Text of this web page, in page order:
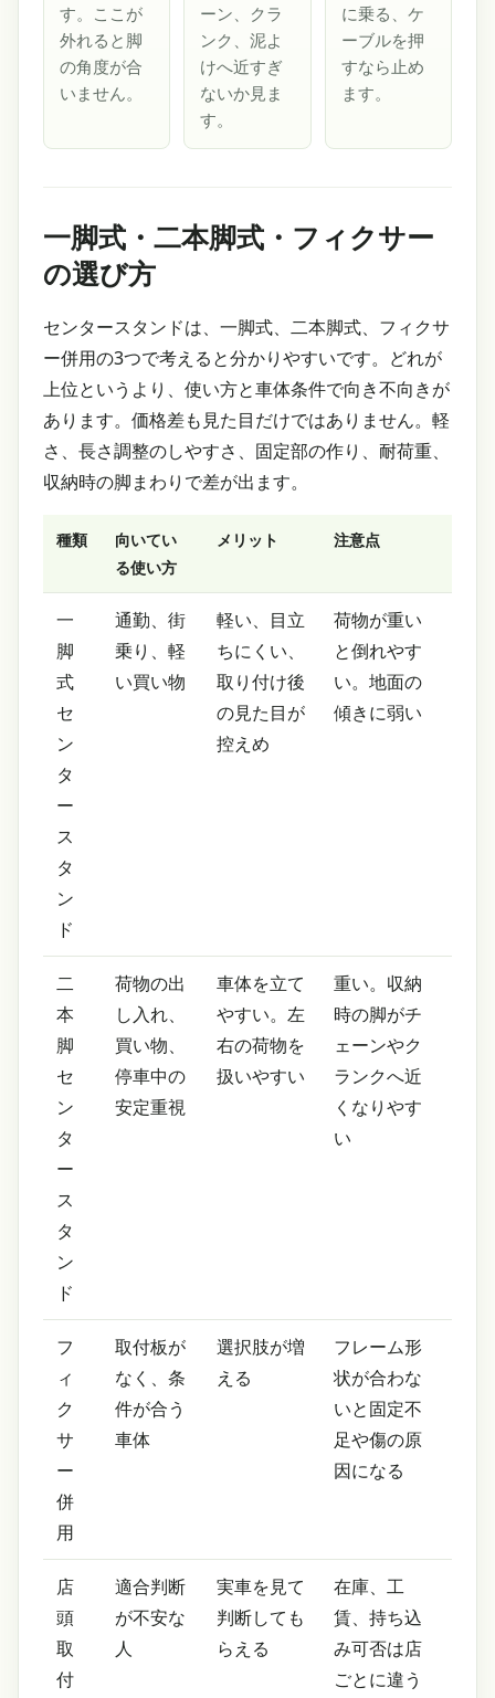
す。ここが
外れると脚
の角度が合
いません。
ーン、クラ
ンク、泥よ
けへ近すぎ
ないか見ま
す。
に乗る、ケ
ーブルを押
すなら止め
ます。
一脚式・二本脚式・フィクサー
の選び方
センタースタンドは、一脚式、二本脚式、フィクサ
ー併用の3つで考えると分かりやすいです。どれが
上位というより、使い方と車体条件で向き不向きが
あります。価格差も見た目だけではありません。軽
さ、長さ調整のしやすさ、固定部の作り、耐荷重、
収納時の脚まわりで差が出ます。
種類
向いてい
る使い方
メリット 注意点
一
脚
式
セ
ン
タ
ー
ス
タ
ン
ド
通勤、街
乗り、軽
い買い物
軽い、目立
ちにくい、
取り付け後
の見た目が
控えめ
荷物が重い
と倒れやす
い。地面の
傾きに弱い
二
本
脚
セ
ン
タ
ー
ス
タ
ン
ド
荷物の出
し入れ、
買い物、
停車中の
安定重視
車体を立て
やすい。左
右の荷物を
扱いやすい
重い。収納
時の脚がチ
ェーンやク
ランクへ近
くなりやす
い
フ
ィ
ク
サ
ー
併
用
取付板が
なく、条
件が合う
車体
選択肢が増
える
フレーム形
状が合わな
いと固定不
足や傷の原
因になる
店
頭
取
付
適合判断
が不安な
人
実車を見て
判断しても
らえる
在庫、工
賃、持ち込
み可否は店
ごとに違う